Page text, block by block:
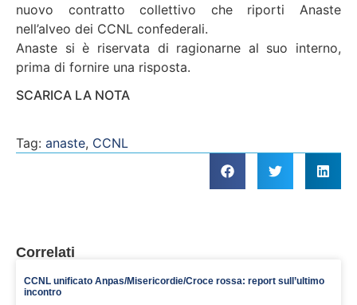
nuovo contratto collettivo che riporti Anaste
nell’alveo dei CCNL confederali.
Anaste si è riservata di ragionarne al suo interno,
prima di fornire una risposta.
SCARICA LA NOTA
Tag: anaste, CCNL
Correlati
CCNL unificato Anpas/Misericordie/Croce rossa: report sull’ultimo
incontro